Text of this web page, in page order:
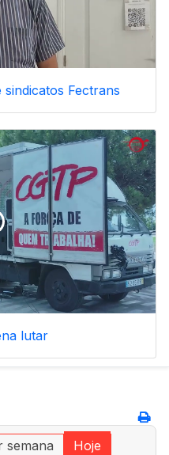
Fectrans
lutar
semana
Hoje